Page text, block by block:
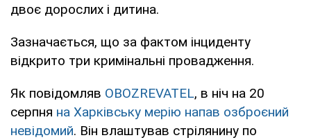
двоє дорослих і дитина.
Зазначається, що за фактом інциденту
відкрито три кримінальні провадження.
Як повідомляв OBOZREVATEL, в ніч на 20
серпня на Харківську мерію напав озброєний
невідомий. Він влаштував стрілянину по